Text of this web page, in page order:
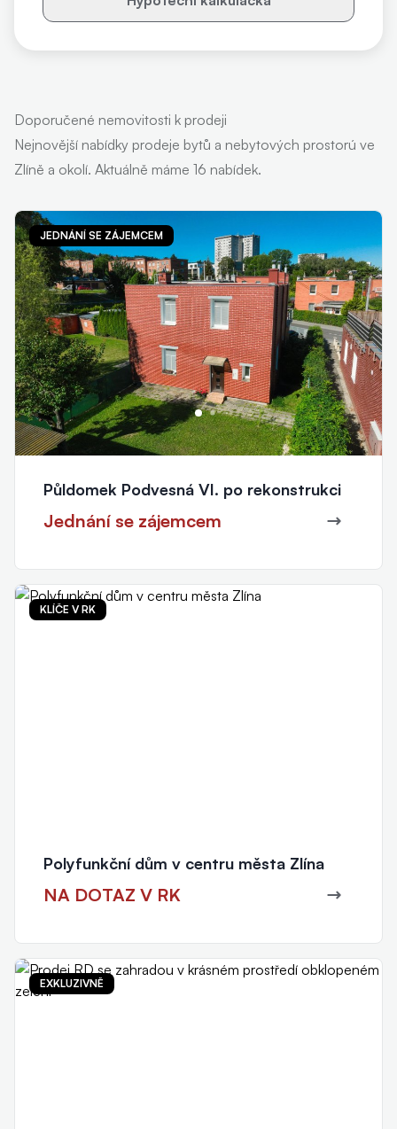
Doporučené nemovitosti k prodeji
Nejnovější nabídky prodeje bytů a nebytových prostorú ve
Zlíně a okolí. Aktuálně máme 16 nabídek.
JEDNÁNÍ SE ZÁJEMCEM
Půldomek Podvesná VI. po rekonstrukci
Jednání se zájemcem
KLÍČE V RK
Polyfunkční dům v centru města Zlína
NA DOTAZ V RK
EXKLUZIVNĚ